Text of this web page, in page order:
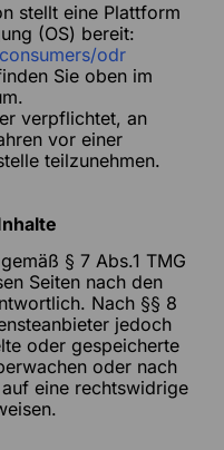
stellt eine Plattform
(OS) bereit:
odr
Sie oben im
verpflichtet, an
vor einer
teilzunehmen.
§ 7 Abs.1 TMG
Seiten nach den
Nach §§ 8
jedoch
oder gespeicherte
oder nach
eine rechtswidrige